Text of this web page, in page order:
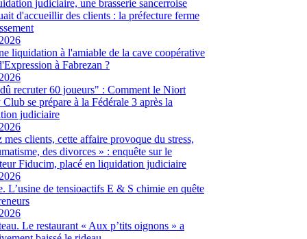
judiciaire, une brasserie sancerroise
d'accueillir des clients : la préfecture ferme
liquidation à l'amiable de la cave coopérative
à Fabrezan ?
recruter 60 joueurs" : Comment le Niort
se prépare à la Fédérale 3 après la
judiciaire
mes clients, cette affaire provoque du stress,
des divorces » : enquête sur le
Fiducim, placé en liquidation judiciaire
L’usine de tensioactifs E & S chimie en quête
Le restaurant « Aux p’tits oignons » a